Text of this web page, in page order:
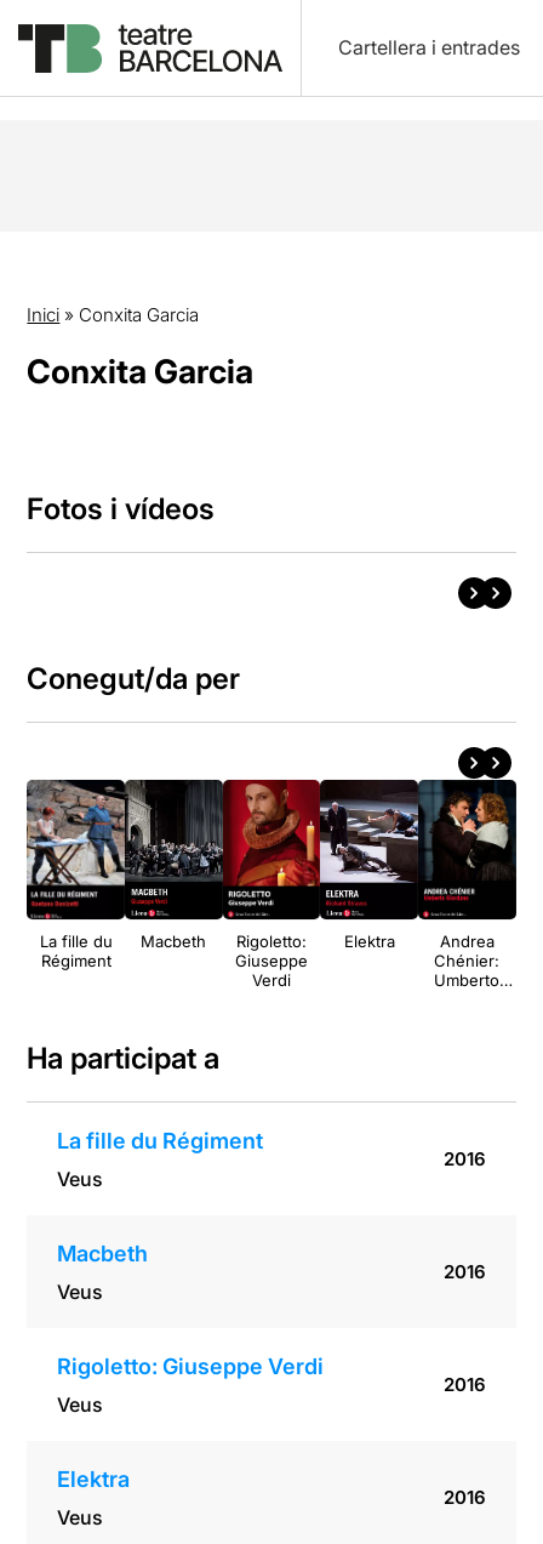
Cartellera i entrades
Inici » Conxita Garcia
Conxita Garcia
Fotos i vídeos
Conegut/da per
La fille du
Régiment
Macbeth
Rigoletto:
Giuseppe
Verdi
Elektra
Andrea
Chénier:
Umberto
Ha participat a
La fille du Régiment
Veus
2016
Macbeth
Veus
2016
Rigoletto: Giuseppe Verdi
Veus
2016
Elektra
Veus
2016